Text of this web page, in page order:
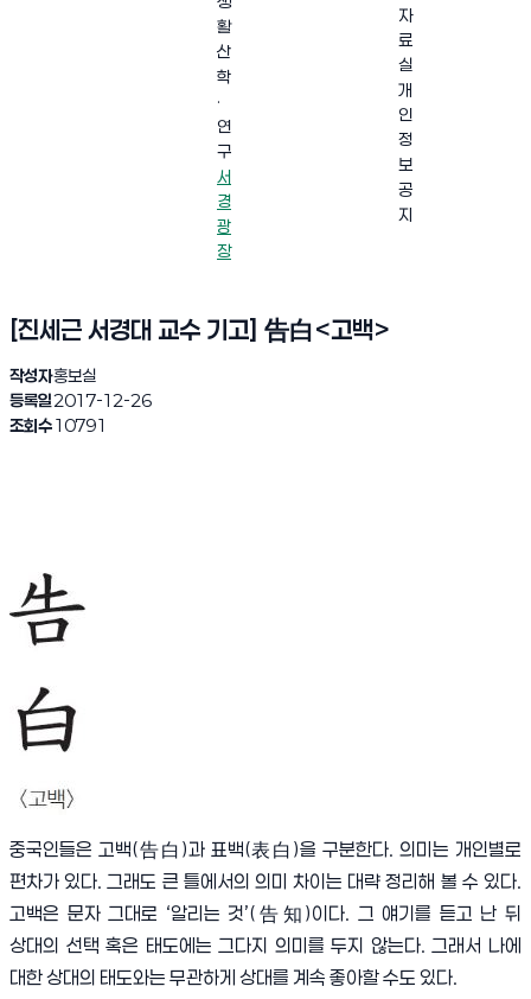
활
산
학
·
연
구
서
경
광
장
자
료
실
개
인
정
보
공
지
[진세근 서경대 교수 기고] 告白<고백>
작성자홍보실
등록일2017-12-26
조회수10791
중국인들은 고백(告白 )과 표백(表白)을 구분한다.의미는 개인별로
편차가 있다.그래도 큰 틀에서의 의미 차이는 대략 정리해 볼 수 있다.
고백은 문자 그대로 ‘알리는 것’( 告知)이다. 그 얘기를 듣고 난 뒤
상대의 선택 혹은 태도에는 그다지 의미를 두지 않는다.그래서 나에
대한 상대의 태도와는 무관하게 상대를 계속 좋아할 수도 있다.